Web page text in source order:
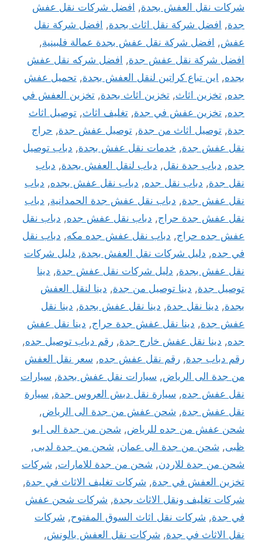
شركات نقل العفش بجدة, افضل شركات نقل عفش
جدة, افضل شركة نقل اثاث بجدة, افضل شركة نقل
عفش, افضل شركة نقل عفش بجدة عمالة فلبينية,
افضل شركة نقل عفش جدة, افضل شركه نقل عفش
بجده, اين تباع كراتين لنقل العفش بجدة, تحميل عفش
جده, تخزين اثاث, تخزين اثاث بجدة, تخزين العفش في
جده, تخزين عفش في جدة, تغليف اثاث, توصيل اثاث
جدة, توصيل اثاث من جدة, توصيل عفش جدة, حراج
نقل عفش جدة, خدمات نقل عفش بجدة, دباب توصيل
جده, دباب جدة نقل, دباب لنقل العفش بجدة, دباب
نقل جدة, دباب نقل جده, دباب نقل عفش بجده, دباب
نقل عفش جدة, دباب نقل عفش جدة الحمدانية, دباب
نقل عفش جدة حراج, دباب نقل عفش جده, دباب نقل
عفش جده حراج, دباب نقل عفش جده مكه, دباب نقل
في جده, دليل شركات نقل العفش بجدة, دليل شركات
نقل عفش بجدة, دليل شركات نقل عفش جدة, دينا
توصيل جدة, دينا توصيل من جدة, دينا لنقل العفش
بجدة, دينا نقل جدة, دينا نقل عفش بجدة, دينا نقل
عفش جدة, دينا نقل عفش جدة حراج, دينا نقل عفش
جده, دينا نقل عفش خارج جدة, رقم دباب توصيل جده,
رقم دباب جدة, رقم نقل عفش جده, سعر نقل العفش
من جدة الى الرياض, سيارات نقل عفش بجدة, سيارات
نقل عفش جده, سيارة نقل دبش العروس جدة, سيارة
نقل عفش جدة, شحن عفش من جدة الى الرياض,
شحن عفش من جده للرياض, شحن من جدة الى ابو
ظبى, شحن من جدة الى عمان, شحن من جدة لدبى,
شحن من جدة للاردن, شحن من جدة للامارات, شركات
تخزين العفش في جدة, شركات تغليف الاثاث في جدة,
شركات تغليف ونقل الاثاث بجدة, شركات شحن عفش
في جدة, شركات نقل اثاث السوق المفتوح, شركات
نقل الاثاث في جدة, شركات نقل العفش بالونش,